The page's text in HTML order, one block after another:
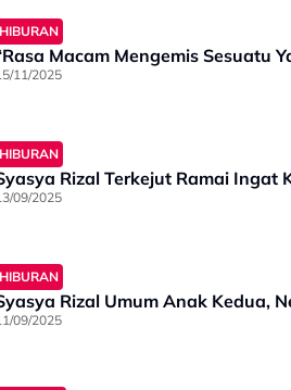
HIBURAN
Macam Mengemis Sesuatu
11/2025
HIBURAN
Rizal Terkejut Ramai Ingat
09/2025
HIBURAN
Rizal Umum Anak Kedua,
09/2025